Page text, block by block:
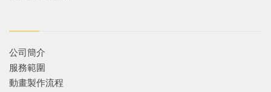
公司簡介
服務範圍
動畫製作流程